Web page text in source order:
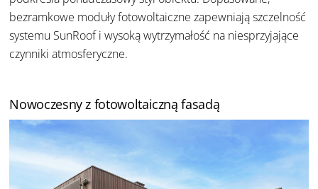
bezramkowe moduły fotowoltaiczne zapewniają szczelność
systemu SunRoof i wysoką wytrzymałość na niesprzyjające
czynniki atmosferyczne.
Nowoczesny z fotowoltaiczną fasadą